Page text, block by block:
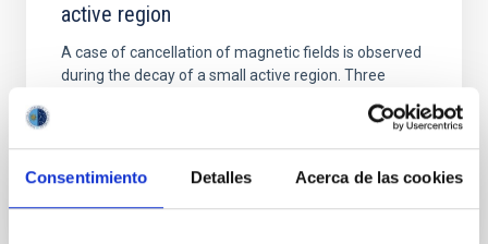
Consentimiento Detalles Acerca de las cookies
active region
A case of cancellation of magnetic fields is observed
during the decay of a small active region. Three